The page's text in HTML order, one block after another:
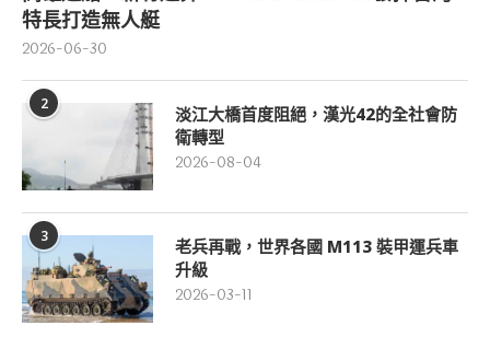
特長打造無人艇
2026-06-30
2
淡江大橋首度阻絕，漢光42的全社會防
衛轉型
2026-08-04
3
老兵再戰，世界各國 M113 裝甲運兵車
升級
2026-03-11